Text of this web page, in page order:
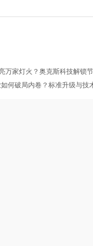
万家灯火？奥克斯科技解锁
何破局内卷？标准升级与技